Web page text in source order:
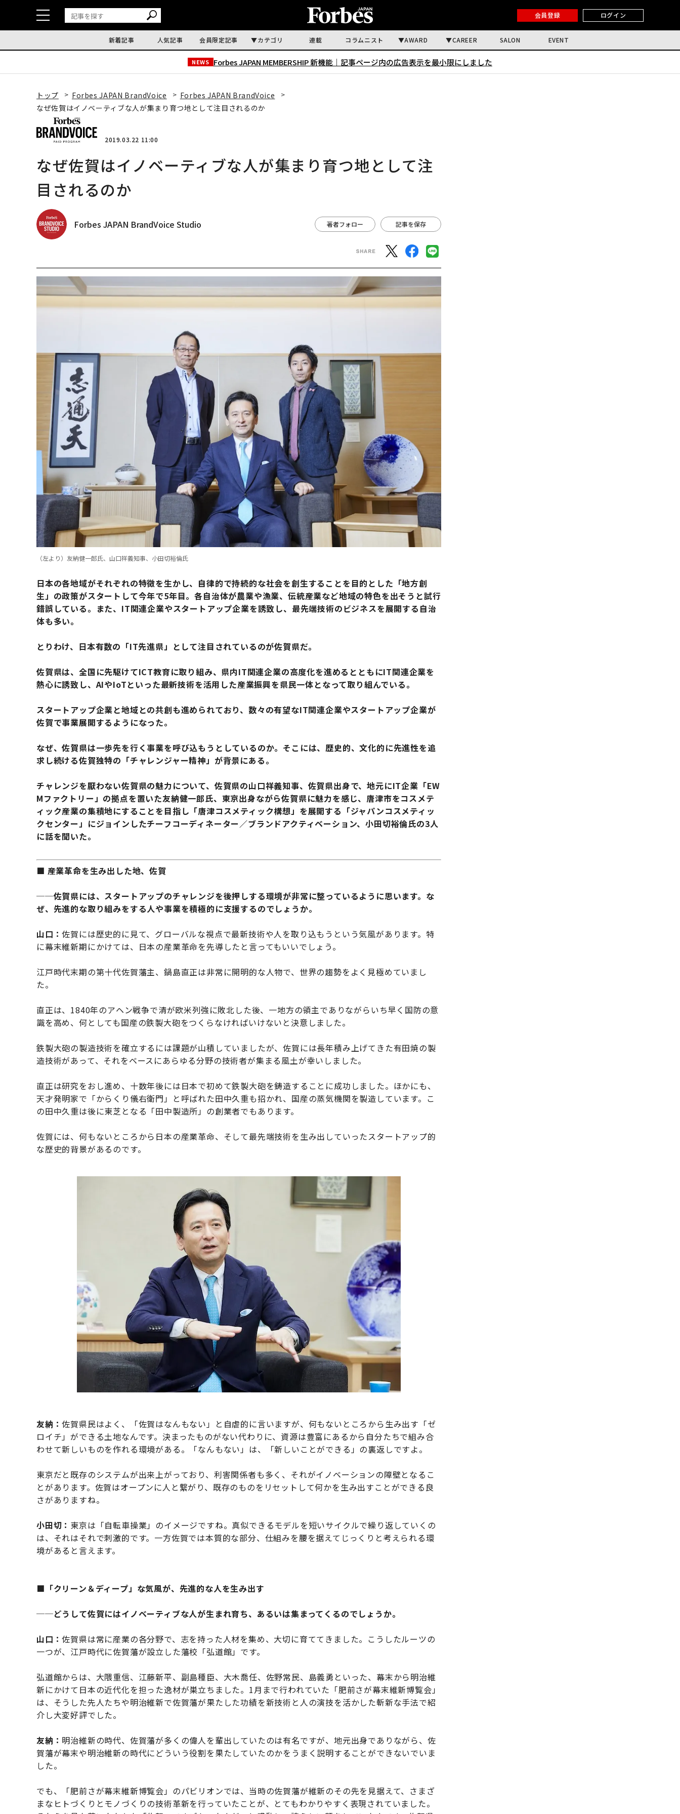
会員登録 ログイン
新着記事 人気記事 会員限定記事 カテゴリ 連載 コラムニスト AWARD CAREER SALON EVENT
NEWS Forbes JAPAN MEMBERSHIP 新機能｜ 記事ページ内の広告表示を最小限にしました
トップ Forbes JAPAN BrandVoice
Forbes JAPAN BrandVoice
なぜ佐賀はイノベーティブな人が集まり育つ地として注目されるのか
2019.03.22 11:00
なぜ佐賀はイノベーティブな人が集まり育つ地として注
目されるのか
Forbes JAPAN BrandVoice Studio 著者フォロー 記事を保存
（左より）友納健一郎氏、山口祥義知事、小田切裕倫氏
日本の各地域がそれぞれの特徴を生かし、自律的で持続的な社会を創生することを目的とした「地方創
生」の政策がスタートして今年で5年目。各自治体が農業や漁業、伝統産業など地域の特色を出そうと試行
錯誤している。また、IT関連企業やスタートアップ企業を誘致し、最先端技術のビジネスを展開する自治
体も多い。
とりわけ、日本有数の「IT先進県」として注目されているのが佐賀県だ。
佐賀県は、全国に先駆けてICT教育に取り組み、県内IT関連企業の高度化を進めるとともにIT関連企業を
熱心に誘致し、AIやIoTといった最新技術を活用した産業振興を県民一体となって取り組んでいる。
スタートアップ企業と地域との共創も進められており、数々の有望なIT関連企業やスタートアップ企業が
佐賀で事業展開するようになった。
なぜ、佐賀県は一歩先を行く事業を呼び込もうとしているのか。そこには、歴史的、文化的に先進性を追
求し続ける佐賀独特の「チャレンジャー精神」が背景にある。
チャレンジを厭わない佐賀県の魅力について、佐賀県の山口祥義知事、佐賀県出身で、地元にIT企業「EW
Mファクトリー」の拠点を置いた友納健一郎氏、東京出身ながら佐賀県に魅力を感じ、唐津市をコスメテ
ィック産業の集積地にすることを目指し「唐津コスメティック構想」を展開する「ジャパンコスメティッ
クセンター」にジョインしたチーフコーディネーター／ブランドアクティベーション、小田切裕倫氏の3人
に話を聞いた。
■ 産業革命を生み出した地、佐賀
──佐賀県には、スタートアップのチャレンジを後押しする環境が非常に整っているように思います。な
ぜ、先進的な取り組みをする人や事業を積極的に支援するのでしょうか。
山口：佐賀には歴史的に見て、グローバルな視点で最新技術や人を取り込もうという気風があります。特
に幕末維新期にかけては、日本の産業革命を先導したと言ってもいいでしょう。
江戸時代末期の第十代佐賀藩主、鍋島直正は非常に開明的な人物で、世界の趨勢をよく見極めていまし
た。
直正は、1840年のアヘン戦争で清が欧米列強に敗北した後、一地方の領主でありながらいち早く国防の意
識を高め、何としても国産の鉄製大砲をつくらなければいけないと決意しました。
鉄製大砲の製造技術を確立するには課題が山積していましたが、佐賀には長年積み上げてきた有田焼の製
造技術があって、それをベースにあらゆる分野の技術者が集まる風土が幸いしました。
直正は研究をおし進め、十数年後には日本で初めて鉄製大砲を鋳造することに成功しました。ほかにも、
天才発明家で「からくり儀右衛門」と呼ばれた田中久重も招かれ、国産の蒸気機関を製造しています。こ
の田中久重は後に東芝となる「田中製造所」の創業者でもあります。
佐賀には、何もないところから日本の産業革命、そして最先端技術を生み出していったスタートアップ的
な歴史的背景があるのです。
友納：佐賀県民はよく、「佐賀はなんもない」と自虐的に言いますが、何もないところから生み出す「ゼ
ロイチ」ができる土地なんです。決まったものがない代わりに、資源は豊富にあるから自分たちで組み合
わせて新しいものを作れる環境がある。「なんもない」は、「新しいことができる」の裏返しですよ。
東京だと既存のシステムが出来上がっており、利害関係者も多く、それがイノベーションの障壁となるこ
とがあります。佐賀はオープンに人と繋がり、既存のものをリセットして何かを生み出すことができる良
さがありますね。
小田切： 東京は「自転車操業」のイメージですね。真似できるモデルを短いサイクルで繰り返していくの
は、それはそれで刺激的です。一方佐賀では本質的な部分、仕組みを腰を据えてじっくりと考えられる環
境があると言えます。
■「クリーン＆ディープ」な気風が、先進的な人を生み出す
──どうして佐賀にはイノベーティブな人が生まれ育ち、あるいは集まってくるのでしょうか。
山口：佐賀県は常に産業の各分野で、志を持った人材を集め、大切に育ててきました。こうしたルーツの
一つが、江戸時代に佐賀藩が設立した藩校「弘道館」です。
弘道館からは、大隈重信、江藤新平、副島種臣、大木喬任、佐野常民、島義勇といった、幕末から明治維
新にかけて日本の近代化を担った逸材が巣立ちました。1月まで行われていた「肥前さが幕末維新博覧会」
は、そうした先人たちや明治維新で佐賀藩が果たした功績を新技術と人の演技を活かした斬新な手法で紹
介し大変好評でした。
友納： 明治維新の時代、佐賀藩が多くの偉人を輩出していたのは有名ですが、地元出身でありながら、佐
賀藩が幕末や明治維新の時代にどういう役割を果たしていたのかをうまく説明することができないでいま
した。
でも、「肥前さが幕末維新博覧会」のパビリオンでは、当時の佐賀藩が維新のその先を見据えて、さまざ
まなヒトづくりとモノづくりの技術革新を行っていたことが、とてもわかりやすく表現されていました。